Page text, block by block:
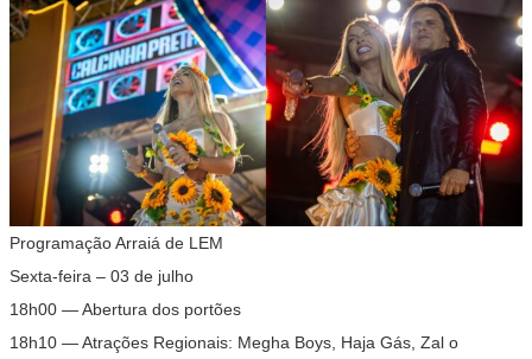
Programação Arraiá de LEM
Sexta-feira – 03 de julho
18h00 — Abertura dos portões
18h10 — Atrações Regionais: Megha Boys, Haja Gás, Zal o